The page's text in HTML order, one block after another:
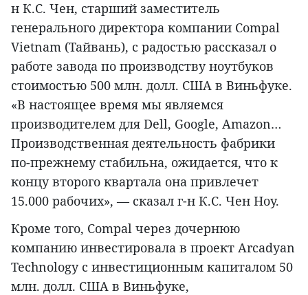
н К.С. Чен, старший заместитель
генерального директора компании Compal
Vietnam (Тайвань), с радостью рассказал о
работе завода по производству ноутбуков
стоимостью 500 млн. долл. США в Виньфуке.
«В настоящее время мы являемся
производителем для Dell, Google, Amazon…
Производственная деятельность фабрики
по-прежнему стабильна, ожидается, что к
концу второго квартала она привлечет
15.000 рабочих», — сказал г-н К.С. Чен Ноу.
Кроме того, Compal через дочернюю
компанию инвестировала в проект Arcadyan
Technology с инвестиционным капиталом 50
млн. долл. США в Виньфуке,